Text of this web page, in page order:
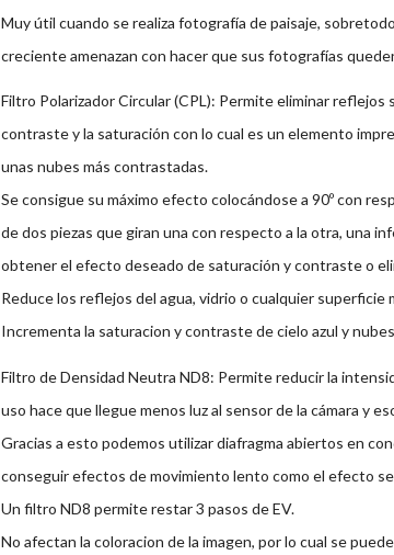
Muy útil cuando se realiza fotografía de paisaje,
creciente amenazan con hacer que sus fotografías
Filtro Polarizador Circular (CPL): Permite eliminar
contraste y la saturación con lo cual es un elemento
unas nubes más contrastadas.
Se consigue su máximo efecto colocándose a 90º con
de dos piezas que giran una con respecto a la otra, una
obtener el efecto deseado de saturación y contraste o
Reduce los reflejos del agua, vidrio o cualquier
Incrementa la saturacion y contraste de cielo azul y
Filtro de Densidad Neutra ND8: Permite reducir la
uso hace que llegue menos luz al sensor de la cámara y
Gracias a esto podemos utilizar diafragma abiertos en
conseguir efectos de movimiento lento como el efecto
Un filtro ND8 permite restar 3 pasos de EV.
No afectan la coloracion de la imagen, por lo cual se